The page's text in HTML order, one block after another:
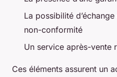
La possibilité
non-conformité
Un service après-vente
Ces éléments assurent un